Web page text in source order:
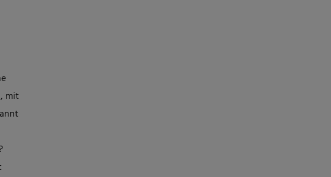
mit